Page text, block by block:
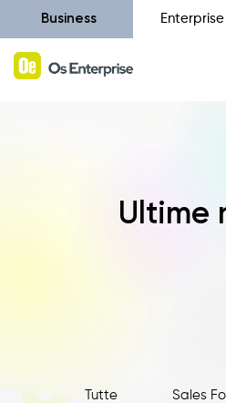
Business Enterprise
Ultime
Tutte Sales